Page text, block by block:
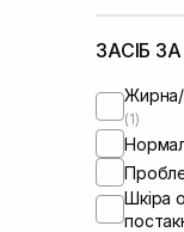
Rejuran
Sorted
UIQ
Usolab
ЗАСІБ
Жирна/
(1)
Шкіра